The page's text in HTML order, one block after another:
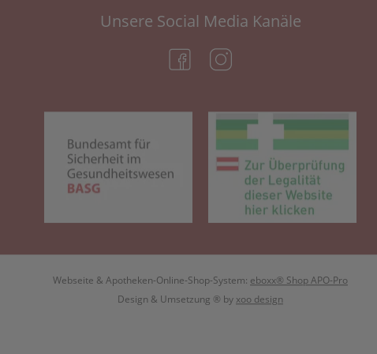
Unsere Social Media Kanäle
(öffnet in neuem Tab)
(öffnet in neuem Tab)
Webseite & Apotheken-Online-Shop-System: eboxx® Shop APO-Pro
Design & Umsetzung ® by xoo design